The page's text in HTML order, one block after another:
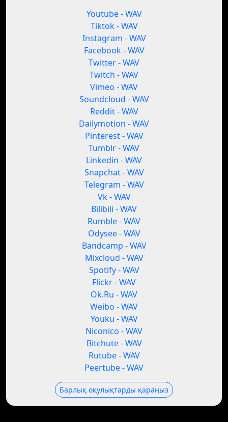
Youtube - WAV
Tiktok - WAV
Instagram - WAV
Facebook - WAV
Twitter - WAV
Twitch - WAV
Vimeo - WAV
Soundcloud - WAV
Reddit - WAV
Dailymotion - WAV
Pinterest - WAV
Tumblr - WAV
Linkedin - WAV
Snapchat - WAV
Telegram - WAV
Vk - WAV
Bilibili - WAV
Rumble - WAV
Odysee - WAV
Bandcamp - WAV
Mixcloud - WAV
Spotify - WAV
Flickr - WAV
Ok.Ru - WAV
Weibo - WAV
Youku - WAV
Niconico - WAV
Bitchute - WAV
Rutube - WAV
Peertube - WAV
Барлық оқулықтарды қараңыз